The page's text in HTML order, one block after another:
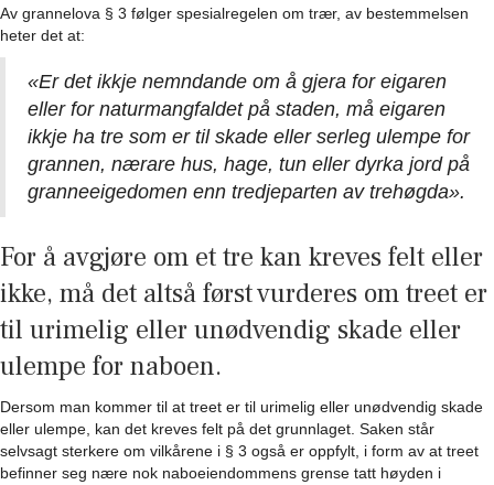
Av grannelova § 3 følger spesialregelen om trær, av bestemmelsen
heter det at:
«Er det ikkje nemndande om å gjera for eigaren
eller for naturmangfaldet på staden, må eigaren
ikkje ha tre som er til skade eller serleg ulempe for
grannen, nærare hus, hage, tun eller dyrka jord på
granneeigedomen enn tredjeparten av trehøgda».
For å avgjøre om et tre kan kreves felt eller
ikke, må det altså først vurderes om treet er
til urimelig eller unødvendig skade eller
ulempe for naboen.
Dersom man kommer til at treet er til urimelig eller unødvendig skade
eller ulempe, kan det kreves felt på det grunnlaget. Saken står
selvsagt sterkere om vilkårene i § 3 også er oppfylt, i form av at treet
befinner seg nære nok naboeiendommens grense tatt høyden i